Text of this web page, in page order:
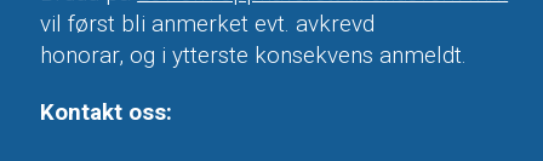
vil først bli anmerket evt. avkrevd
honorar, og i ytterste konsekvens anmeldt.
Kontakt oss: